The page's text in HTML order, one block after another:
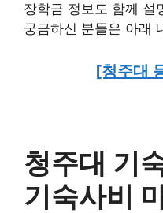
장학금 정보도 함께 설
궁금하신 분들은 아래
[청주대
청주대 기
기숙사비